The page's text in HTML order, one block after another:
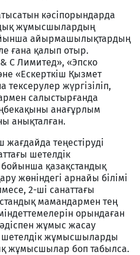
кәсіпорындарда
жұмысшылардың
айырмашылықтардың
ғана қалып отыр.
С Лимитед», «Эпско
«Ескерткіш Қызмет
жүргізіліп,
салыстырғанда
анағұрлым
анықталған.
теңестіруді
шетелдік
қазақстандық
жөніндегі арнайы білімі
2-ші санаттағы
мамандармен тең
орындаған
жұмыс жасау
шетелдік жұмысшыларды
жұмысшылар боп табылса.